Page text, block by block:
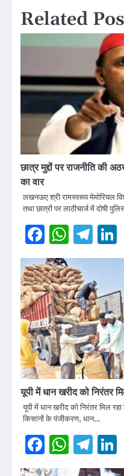
Related
छात्र मुद्दों पर राजनीति की
का वार
लखनऊए श्री रामस्वरूप मेमोरियल
तथा छात्रों पर लाठीचार्ज में दोषी
Facebook
यूपी में धान खरीद को निरंतर
यूपी में धान खरीद को निरंतर मिल
किसानों के पंजीकरण, धान…
Facebook